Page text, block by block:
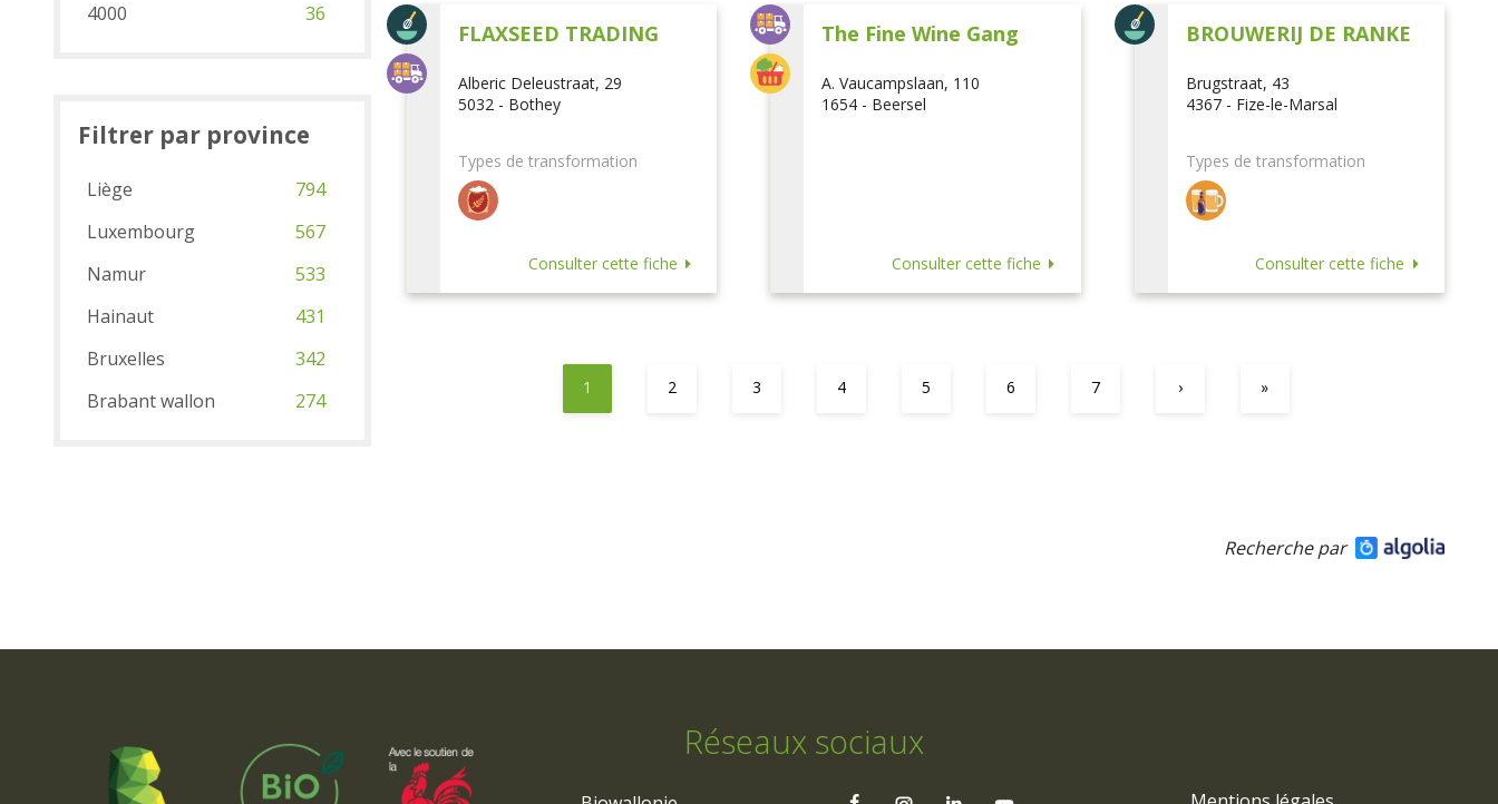
FLAXSEED TRADING
Alberic Deleustraat, 29
5032 - Bothey
Types de transformation
Consulter cette fiche
The Fine Wine Gang
A. Vaucampslaan, 110
1654 - Beersel
Consulter cette fiche
BROUWERIJ DE RANKE
Brugstraat, 43
4367 - Fize-le-Marsal
Types de transformation
Consulter cette fiche
1 2 3 4 5 6 7 › »
4000
36
Filtrer par province
Liège
794
Luxembourg
567
Namur
533
Hainaut
431
Bruxelles
342
Brabant wallon
274
Recherche par
Réseaux sociaux